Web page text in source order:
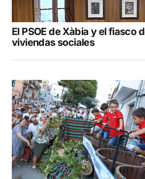
El PSOE de Xàbia y el fiasco
viviendas sociales